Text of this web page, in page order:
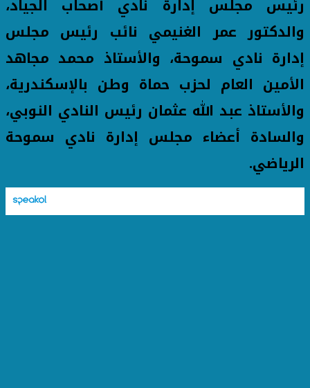
رئيس مجلس إدارة نادي أصحاب الجياد،
والدكتور عمر الغنيمي نائب رئيس مجلس
إدارة نادي سموحة، والأستاذ محمد مجاهد
الأمين العام لحزب حماة وطن بالإسكندرية،
والأستاذ عبد الله عثمان رئيس النادي النوبي،
والسادة أعضاء مجلس إدارة نادي سموحة
الرياضي.